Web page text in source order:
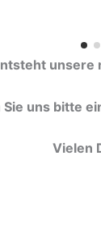
unsere
uns bitte
Vielen